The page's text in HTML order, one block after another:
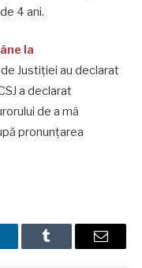
4 ani.
la
Justiției au declarat
a declarat
de a mă
pronunțarea
Tumblr Email